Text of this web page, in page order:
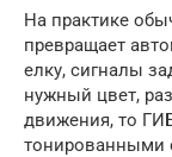
На практике
превращает
елку, сигналы
нужный цвет,
движения, то
тонированными